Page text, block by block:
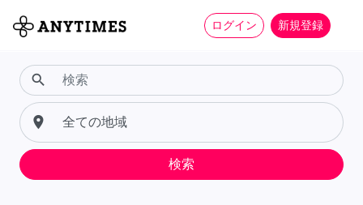
ログイン 新規登録
search
place
検索